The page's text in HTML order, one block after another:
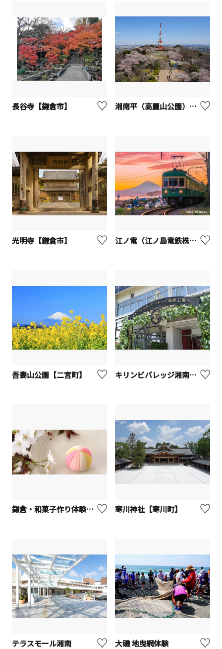
長谷寺【鎌倉市】 湘南平（高麗山公園）【平塚市】
光明寺【鎌倉市】 江ノ電（江ノ島電鉄株式会社）
吾妻山公園【二宮町】 キリンビバレッジ湘南工場（午後の紅茶ツアー）【寒川町】
鎌倉・和菓子作り体験「手毬」【鎌倉市】 寒川神社【寒川町】
テラスモール湘南 大磯 地曳網体験